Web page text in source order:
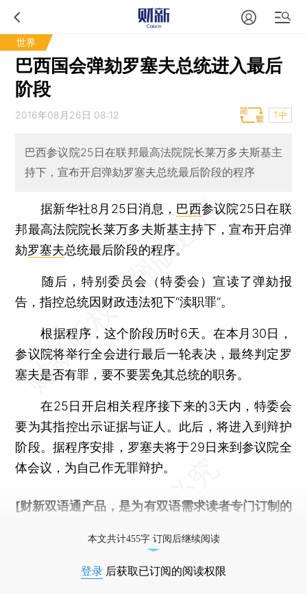
世界
巴西国会弹劾罗塞夫总统进入最后
阶段
2016年08月26日 08:12 T中
巴西参议院25日在联邦最高法院院长莱万多夫斯基主
持下，宣布开启弹劾罗塞夫总统最后阶段的程序
据新华社8月25日消息， 巴西参议院25日在联
邦最高法院院长莱万多夫斯基主持下，宣布开启弹
劾罗塞夫总统最后阶段的程序。
随后，特别委员会（特委会）宣读了弹劾报
告，指控总统因财政违法犯下“渎职罪”。
根据程序，这个阶段历时6天。在本月30日，
参议院将举行全会进行最后一轮表决，最终判定罗
塞夫是否有罪，要不要罢免其总统的职务。
在25日开启相关程序接下来的3天内，特委会
要为其指控出示证据与证人。此后，将进入到辩护
阶段。据程序安排，罗塞夫将于29日来到参议院全
体会议，为自己作无罪辩护。
[财新双语通产品，是为有双语需求读者专门订制的
本文共计455字 订阅后继续阅读
登录 后获取已订阅的阅读权限